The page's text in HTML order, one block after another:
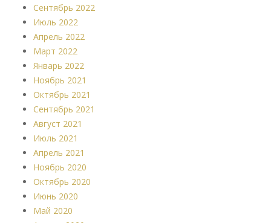
Сентябрь 2022
Июль 2022
Апрель 2022
Март 2022
Январь 2022
Ноябрь 2021
Октябрь 2021
Сентябрь 2021
Август 2021
Июль 2021
Апрель 2021
Ноябрь 2020
Октябрь 2020
Июнь 2020
Май 2020